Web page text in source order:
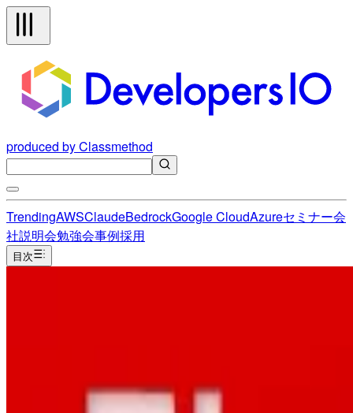
produced by Classmethod
TrendingAWSClaudeBedrockGoogle CloudAzureセミナー会
社説明会勉強会事例採用
目次